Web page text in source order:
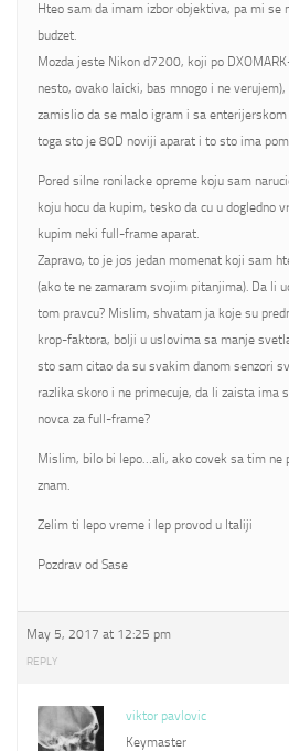
Hteo sam da imam izbor objektiva, pa mi se
budzet.
Mozda jeste Nikon d7200, koji po
nesto, ovako laicki, bas mnogo i ne
zamislio da se malo igram i sa
toga sto je 80D noviji aparat i to sto ima
Pored silne ronilacke opreme koju sam
koju hocu da kupim, tesko da cu u dogledno
kupim neki full-frame aparat.
Zapravo, to je jos jedan momenat koji sam
(ako te ne zamaram svojim pitanjima). Da li
tom pravcu? Mislim, shvatam ja koje su
krop-faktora, bolji u uslovima sa manje
sto sam citao da su svakim danom senzori
razlika skoro i ne primecuje, da li zaista ima
novca za full-frame?
Mislim, bilo bi lepo…ali, ako covek sa tim ne
znam.
Zelim ti lepo vreme i lep provod u Italiji
Pozdrav od Sase
May 5, 2017 at 12:25 pm
REPLY
viktor pavlovic
Keymaster